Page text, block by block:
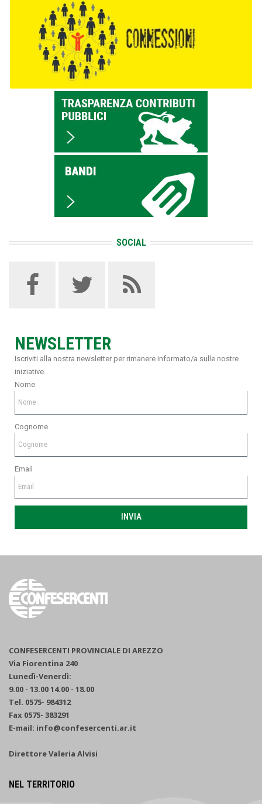
SOCIAL
NEWSLETTER
Iscriviti alla nostra newsletter per rimanere informato/a sulle nostre
iniziative.
Nome
Cognome
Email
INVIA
CONFESERCENTI PROVINCIALE DI AREZZO
Via Fiorentina 240
Lunedì-Venerdì:
9.00 - 13.00 14.00 - 18.00
Tel. 0575- 984312
Fax 0575- 383291
E-mail: info@confesercenti.ar.it
Direttore Valeria Alvisi
NEL TERRITORIO